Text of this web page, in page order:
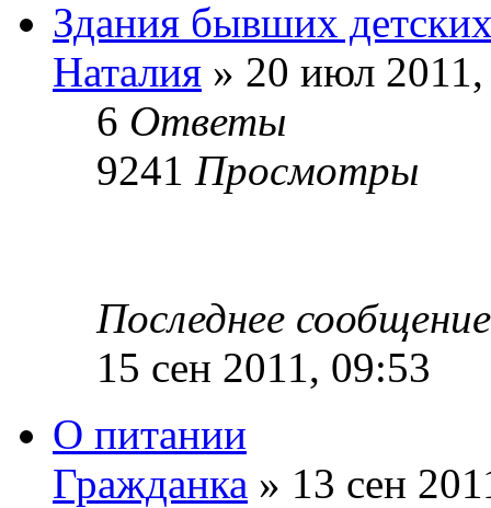
Здания бывших
Наталия » 20 июл
6 Ответы
9241 Просмотры
Последнее
15 сен 2011, 09:53
О питании
Гражданка » 13 сен